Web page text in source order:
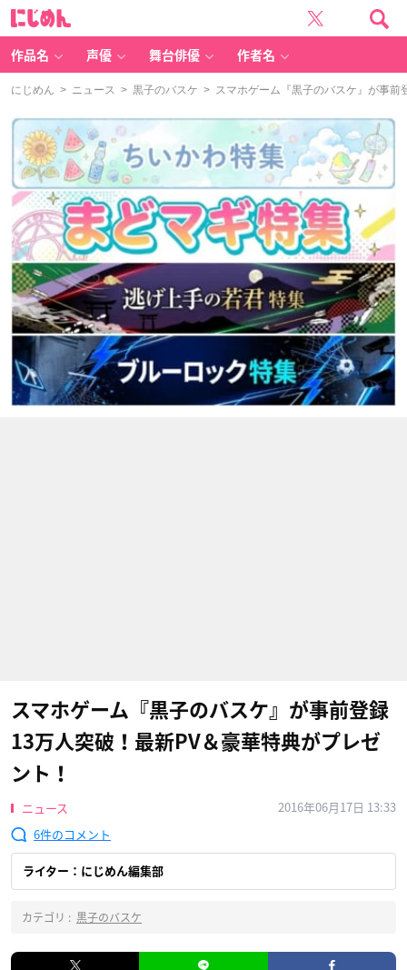
作品名 声優 舞台俳優 作者名
にじめん > ニュース > 黒子のバスケ > スマホゲーム『黒子のバスケ』が事前
スマホゲーム『黒子のバスケ』が事前登録
13万人突破！最新PV＆豪華特典がプレゼ
ント！
ニュース
2016年06月17日 13:33
6
ライター：にじめん編集部
カテゴリ : 黒子のバスケ